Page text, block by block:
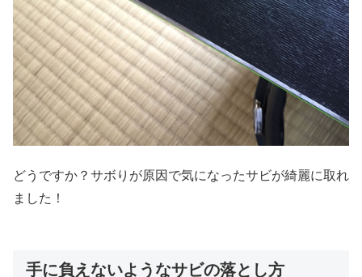
どうですか？サボりが原因で気になったサビが綺麗に取れ
ました！
手に負えないようなサビの落とし方